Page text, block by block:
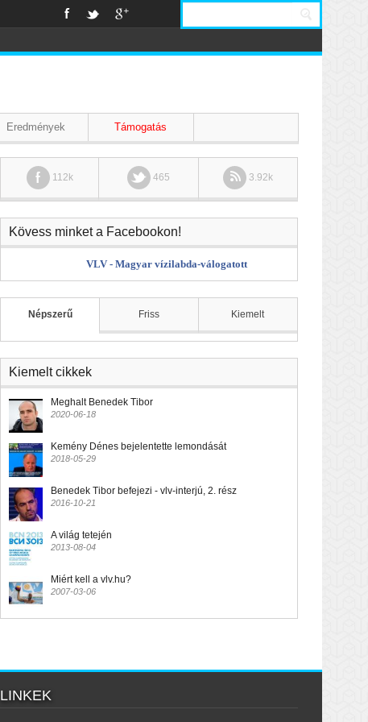
Eredmények Támogatás
112k 465 3.92k
Kövess minket a Facebookon!
VLV - Magyar vízilabda-válogatott
Népszerű Friss Kiemelt
Kiemelt cikkek
Meghalt Benedek Tibor
2020-06-18
Kemény Dénes bejelentette lemondását
2018-05-29
Benedek Tibor befejezi - vlv-interjú, 2. rész
2016-10-21
A világ tetején
2013-08-04
Miért kell a vlv.hu?
2007-03-06
LINKEK